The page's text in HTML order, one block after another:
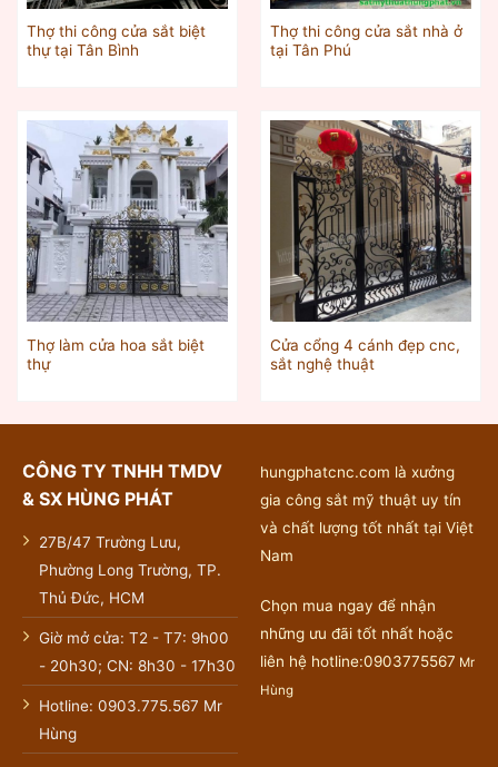
Thợ thi công cửa sắt biệt
thự tại Tân Bình
Thợ thi công cửa sắt nhà ở
tại Tân Phú
Thợ làm cửa hoa sắt biệt
thự
Cửa cổng 4 cánh đẹp cnc,
sắt nghệ thuật
CÔNG TY TNHH TMDV
& SX HÙNG PHÁT
27B/47 Trường Lưu,
Phường Long Trường, TP.
Thủ Đức, HCM
Giờ mở cửa: T2 - T7: 9h00
- 20h30; CN: 8h30 - 17h30
Hotline: 0903.775.567 Mr
Hùng
hungphatcnc.com là xưởng
gia công sắt mỹ thuật uy tín
và chất lượng tốt nhất tại Việt
Nam
Chọn mua ngay để nhận
những ưu đãi tốt nhất hoặc
liên hệ hotline:0903775567 Mr
Hùng